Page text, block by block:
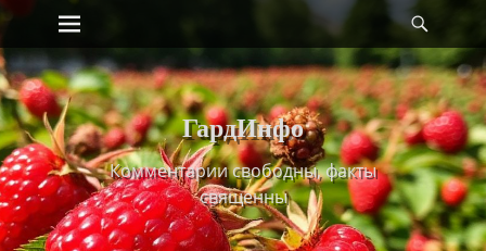
Skip
content
Primary Menu
ГардИнфо
Комментарии свободны, факты
священны